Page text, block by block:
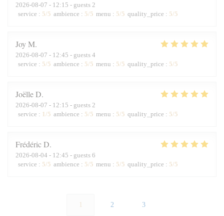
2026-08-07 - 12:15 - guests 2
service : 5/5 ambience : 5/5 menu : 5/5 quality_price : 5/5
JoyM
2026-08-07 - 12:45 - guests 4
service : 5/5 ambience : 5/5 menu : 5/5 quality_price : 5/5
JoëlleD
2026-08-07 - 12:15 - guests 2
service : 1 /5 ambience : 5/5 menu : 5/5 quality_price : 5/5
FrédéricD
2026-08-04 - 12:45 - guests 6
service : 5/5 ambience : 5/5 menu : 5/5 quality_price : 5/5
2 3